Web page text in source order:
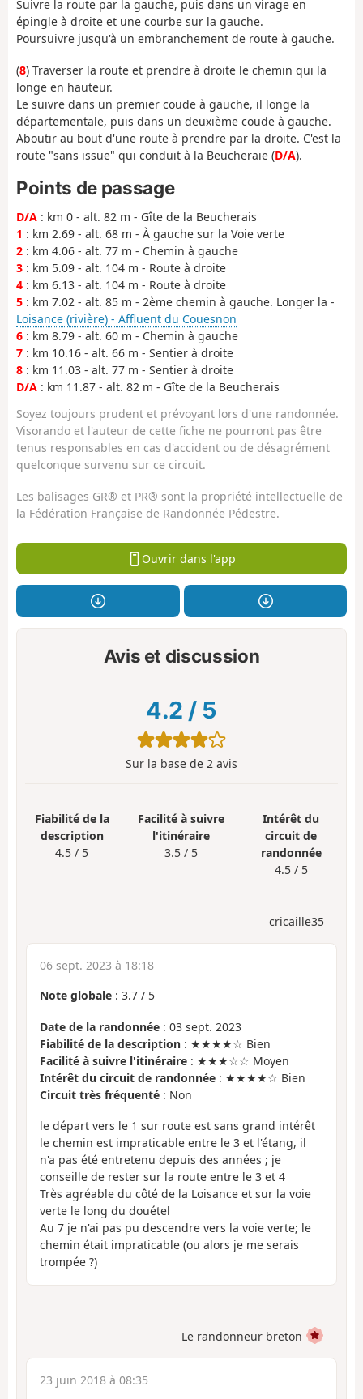
Suivre la route par la gauche, puis dans un virage en
épingle à droite et une courbe sur la gauche.
Poursuivre jusqu'à un embranchement de route à gauche.
(8) Traverser la route et prendre à droite le chemin qui la
longe en hauteur.
Le suivre dans un premier coude à gauche, il longe la
départementale, puis dans un deuxième coude à gauche.
Aboutir au bout d'une route à prendre par la droite. C'est la
route "sans issue" qui conduit à la Beucheraie (D/A).
Points de passage
D/A : km 0 - alt. 82 m - Gîte de la Beucherais
1 : km 2.69 - alt. 68 m - À gauche sur la Voie verte
2 : km 4.06 - alt. 77 m - Chemin à gauche
3 : km 5.09 - alt. 104 m - Route à droite
4 : km 6.13 - alt. 104 m - Route à droite
5 : km 7.02 - alt. 85 m - 2ème chemin à gauche. Longer la -
Loisance (rivière) - Affluent du Couesnon
6 : km 8.79 - alt. 60 m - Chemin à gauche
7 : km 10.16 - alt. 66 m - Sentier à droite
8 : km 11.03 - alt. 77 m - Sentier à droite
D/A : km 11.87 - alt. 82 m - Gîte de la Beucherais
Soyez toujours prudent et prévoyant lors d'une randonnée.
Visorando et l'auteur de cette fiche ne pourront pas être
tenus responsables en cas d'accident ou de désagrément
quelconque survenu sur ce circuit.
Les balisages GR® et PR® sont la propriété intellectuelle de
la Fédération Française de Randonnée Pédestre.
Ouvrir dans l'app
Avis et discussion
4.2 / 5
Sur la base de 2 avis
Fiabilité de la
description
4.5 / 5
Facilité à suivre
l'itinéraire
3.5 / 5
Intérêt du
circuit de
randonnée
4.5 / 5
cricaille35
06 sept. 2023 à 18:18
Note globale : 3.7 / 5
Date de la randonnée : 03 sept. 2023
Fiabilité de la description : ★★★★☆ Bien
Facilité à suivre l'itinéraire : ★★★☆☆ Moyen
Intérêt du circuit de randonnée : ★★★★☆ Bien
Circuit très fréquenté : Non
le départ vers le 1 sur route est sans grand intérêt
le chemin est impraticable entre le 3 et l'étang, il
n'a pas été entretenu depuis des années ; je
conseille de rester sur la route entre le 3 et 4
Très agréable du côté de la Loisance et sur la voie
verte le long du douétel
Au 7 je n'ai pas pu descendre vers la voie verte; le
chemin était impraticable (ou alors je me serais
trompée ?)
Le randonneur breton
23 juin 2018 à 08:35